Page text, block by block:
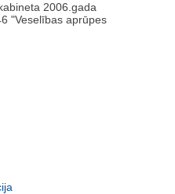
2006.gada
"Veselības aprūpes